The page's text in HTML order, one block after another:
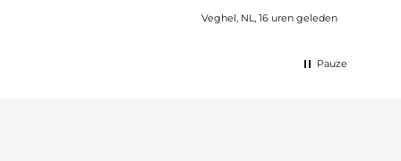
Veghel, NL, 16 uren geleden
Pauze